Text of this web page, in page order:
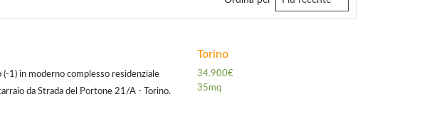
1) in moderno complesso residenziale
da Strada del Portone 21/A - Torino.
35 mq calpestabili, con serranda
Torino
34.900€
35mq